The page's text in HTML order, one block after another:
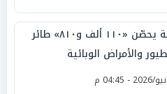
بيطري الشرقية يحصّن «١١٠ ألف و٨١٠» طائر
والأمراض الوبائية